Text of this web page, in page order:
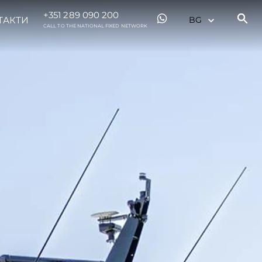
+351 289 090 200
CALL TO THE NATIONAL FIXED NETWORK